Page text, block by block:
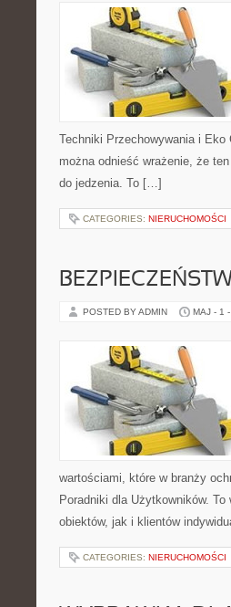
Techniki Przechowywania i
można odnieść wrażenie, że
do jedzenia. To […]
CATEGORIES: NIERUCHOMOŚCI
POSTED BY ADMIN MAJ - 1
wartościami, które w branży
Poradniki dla Użytkowników.
obiektów, jak i klientów
CATEGORIES: NIERUCHOMOŚCI